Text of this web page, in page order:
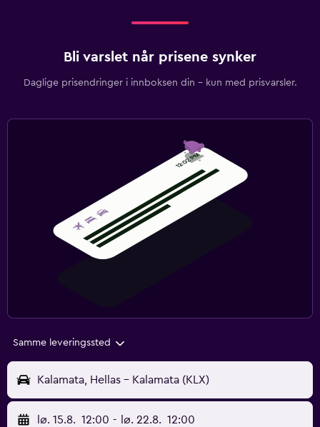
Bli varslet når prisene synker
Daglige prisendringer i innboksen din – kun med prisvarsler.
Samme leveringssted
Kalamata, Hellas - Kalamata (KLX)
lø. 15.8. 12:00 - lø. 22.8. 12:00